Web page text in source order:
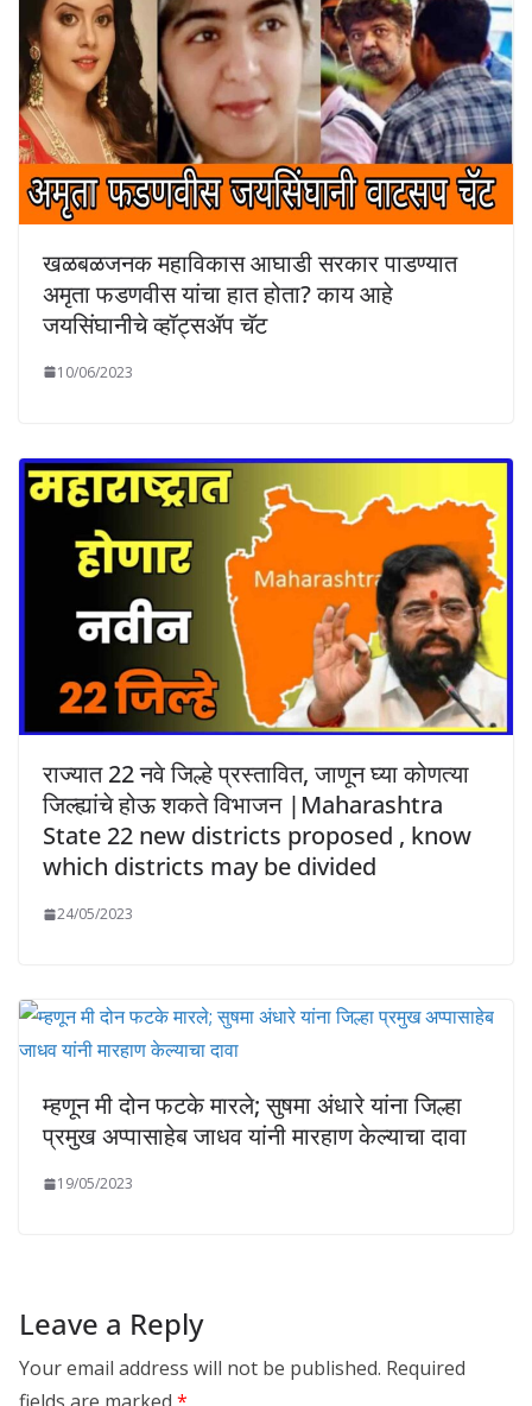
खळबळजनक महाविकास आघाडी सरकार पाडण्यात
अमृता फडणवीस यांचा हात होता? काय आहे
जयसिंघानीचे व्हॉट्सॲप चॅट
10/06/2023
राज्यात 22 नवे जिल्हे प्रस्तावित, जाणून घ्या कोणत्या
जिल्ह्यांचे होऊ शकते विभाजन |Maharashtra
State 22 new districts proposed , know
which districts may be divided
24/05/2023
म्हणून मी दोन फटके मारले; सुषमा अंधारे यांना जिल्हा
प्रमुख अप्पासाहेब जाधव यांनी मारहाण केल्याचा दावा
19/05/2023
Leave a Reply
Your email address will not be published. Required